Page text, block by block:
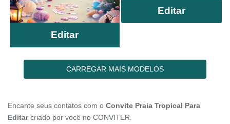
Editar
Editar
CARREGAR MAIS MODELOS
Encante seus contatos com o Convite Praia Tropical Para
Editarcriado por você no CONVITER.